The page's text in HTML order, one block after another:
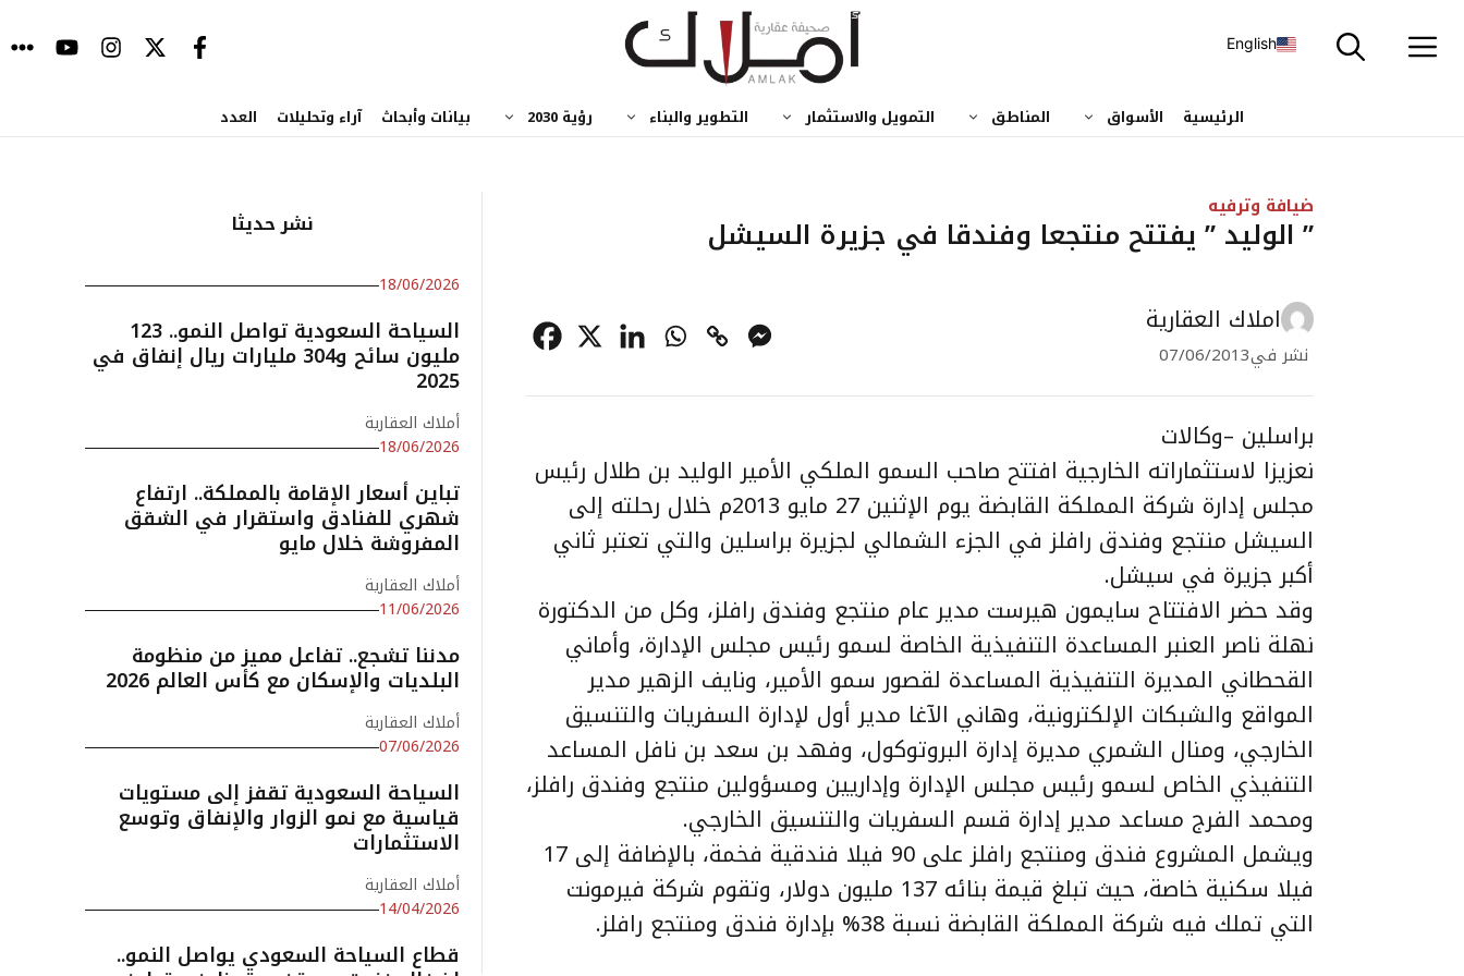
إلى
English
الرئيسية الأسواق المناطق التمويل والاستثمار التطوير والبناء رؤية 2030 بيانات وأبحاث آراء وتحليلات العدد
ضيافة وترفيه
” الوليد ” يفتتح منتجعا وفندقا في جزيرة السيشل
املاك العقارية
نشر في07/06/2013
براسلين –وكالات
نعزيزا لاستثماراته الخارجية افتتح صاحب السمو الملكي الأمير الوليد بن طلال رئيس
مجلس إدارة شركة المملكة القابضة يوم الإثنين 27 مايو 2013م خلال رحلته إلى
السيشل منتجع وفندق رافلز في الجزء الشمالي لجزيرة براسلين والتي تعتبر ثاني
أكبر جزيرة في سيشل.
وقد حضر الافتتاح سايمون هيرست مدير عام منتجع وفندق رافلز، وكل من الدكتورة
نهلة ناصر العنبر المساعدة التنفيذية الخاصة لسمو رئيس مجلس الإدارة، وأماني
القحطاني المديرة التنفيذية المساعدة لقصور سمو الأمير، ونايف الزهير مدير
المواقع والشبكات الإلكترونية، وهاني الآغا مدير أول لإدارة السفريات والتنسيق
الخارجي، ومنال الشمري مديرة إدارة البروتوكول، وفهد بن سعد بن نافل المساعد
التنفيذي الخاص لسمو رئيس مجلس الإدارة وإداريين ومسؤولين منتجع وفندق رافلز،
ومحمد الفرج مساعد مدير إدارة قسم السفريات والتنسيق الخارجي.
ويشمل المشروع فندق ومنتجع رافلز على 90 فيلا فندقية فخمة، بالإضافة إلى 17
فيلا سكنية خاصة، حيث تبلغ قيمة بنائه 137 مليون دولار، وتقوم شركة فيرمونت
التي تملك فيه شركة المملكة القابضة نسبة 38% بإدارة فندق ومنتجع رافلز.
نشر حديثا
18/06/2026
السياحة السعودية تواصل النمو.. 123
مليون سائح و304 مليارات ريال إنفاق في
2025
أملاك العقارية
18/06/2026
تباين أسعار الإقامة بالمملكة.. ارتفاع
شهري للفنادق واستقرار في الشقق
المفروشة خلال مايو
أملاك العقارية
11/06/2026
مدننا تشجع.. تفاعل مميز من منظومة
البلديات والإسكان مع كأس العالم 2026
أملاك العقارية
07/06/2026
السياحة السعودية تقفز إلى مستويات
قياسية مع نمو الزوار والإنفاق وتوسع
الاستثمارات
أملاك العقارية
14/04/2026
قطاع السياحة السعودي يواصل النمو..